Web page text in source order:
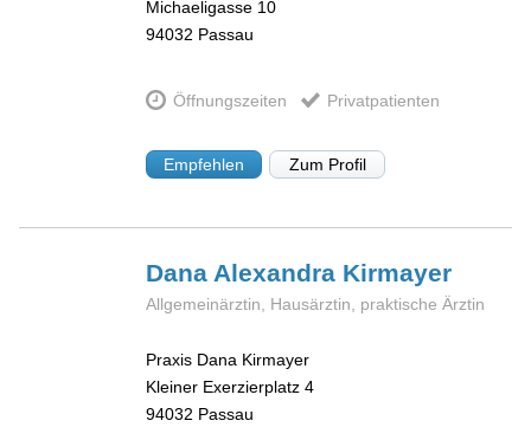
Michaeligasse 10
94032 Passau
Öffnungszeiten Privatpatienten
Empfehlen Zum Profil
Dana Alexandra Kirmayer
Allgemeinärztin, Hausärztin, praktische Ärztin
Praxis Dana Kirmayer
Kleiner Exerzierplatz 4
94032 Passau